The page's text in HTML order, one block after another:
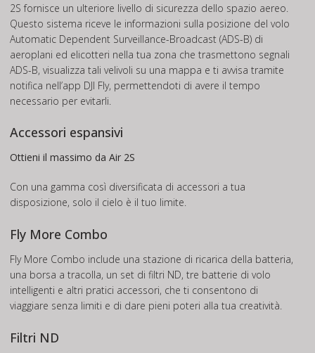
2S fornisce un ulteriore livello di sicurezza dello spazio aereo.
Questo sistema riceve le informazioni sulla posizione del volo
Automatic Dependent Surveillance-Broadcast (ADS-B) di
aeroplani ed elicotteri nella tua zona che trasmettono segnali
ADS-B, visualizza tali velivoli su una mappa e ti avvisa tramite
notifica nell’app DJI Fly, permettendoti di avere il tempo
necessario per evitarli.
Accessori espansivi
Ottieni il massimo da Air 2S
Con una gamma così diversificata di accessori a tua
disposizione, solo il cielo è il tuo limite.
Fly More Combo
Fly More Combo include una stazione di ricarica della batteria,
una borsa a tracolla, un set di filtri ND, tre batterie di volo
intelligenti e altri pratici accessori, che ti consentono di
viaggiare senza limiti e di dare pieni poteri alla tua creatività.
Filtri ND